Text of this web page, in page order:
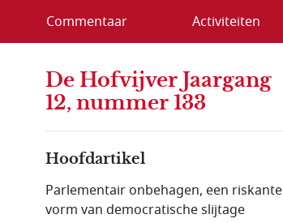
Commentaar Activiteiten
De Hofvijver Jaargang
12, nummer 133
Hoofdartikel
Parlementair onbehagen, een riskante
vorm van democratische slijtage